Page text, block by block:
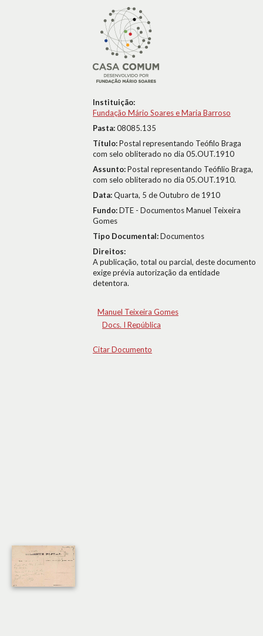
Instituição:
Fundação Mário Soares e Maria Barroso
Pasta:08085.135
Título:Postal representando Teófilo Braga
com selo obliterado no dia 05.OUT.1910
Assunto:Postal representando Teófilio Braga,
com selo obliterado no dia 05.OUT.1910.
Data:Quarta, 5 de Outubro de 1910
Fundo:DTE - Documentos Manuel Teixeira
Gomes
Tipo Documental:Documentos
Direitos:
A publicação, total ou parcial, deste documento
exige prévia autorização da entidade
detentora.
Manuel Teixeira Gomes
Docs. I República
Citar Documento